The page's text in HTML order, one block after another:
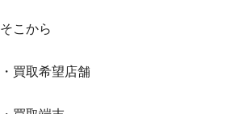
そこから
・買取希望店舗